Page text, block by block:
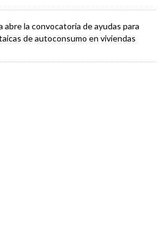
abre la convocatoria de ayudas para
de autoconsumo en viviendas